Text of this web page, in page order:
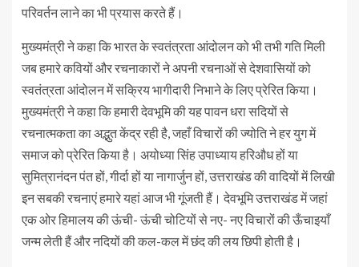
परिवर्तन लाने का भी प्रयास करते हैं।
मुख्यमंत्री ने कहा कि भारत के स्वतंत्रता आंदोलन को भी तभी गति मिली
जब हमारे कवियों और रचनाकारों ने अपनी रचनाओं से देशवासियों को
स्वतंत्रता आंदोलन में सक्रिय भागीदारी निभाने के लिए प्रेरित किया।
मुख्यमंत्री ने कहा कि हमारी देवभूमि की यह पावन धरा सदियों से
रचनात्मकता का अद्भुत केंद्र रही है, जहाँ विचारों की ज्योति ने हर युग में
समाज को प्रेरित किया है। अयोध्या सिंह उपाध्याय हरिऔध हों या
सुमित्रानंदन पंत हों, गीर्दा हों या नागार्जुन हों, उत्तराखंड की वादियों में लिखी
इन सबकी रचनाएं हमारे यहां आज भी गूंजती हैं। देवभूमि उत्तराखंड में जहां
एक ओर हिमालय की ऊंची- ऊंची चोटियों से नए- नए विचारों की ऊँचाइयाँ
जन्म लेती हैं और नदियों की कल-कल में छंद की लय छिपी होती है।